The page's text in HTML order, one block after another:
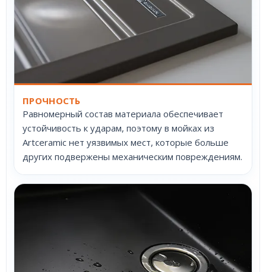
ПРОЧНОСТЬ
Равномерный состав материала обеспечивает
устойчивость к ударам, поэтому в мойках из
Artceramic нет уязвимых мест, которые больше
других подвержены механическим повреждениям.